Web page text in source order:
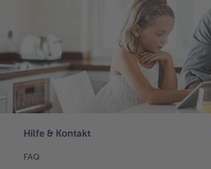
Hilfe & Kontakt
FAQ